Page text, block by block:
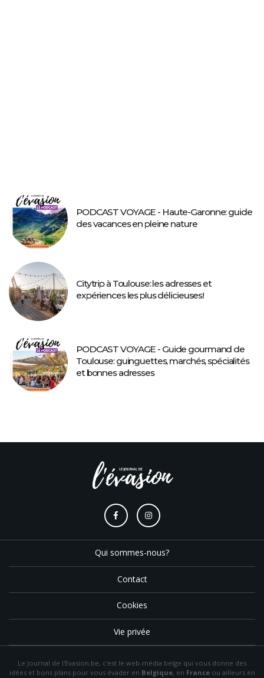
PODCAST VOYAGE - Haute-Garonne: guide
des vacances en pleine nature
Citytrip à Toulouse: les adresses et
expériences les plus délicieuses!
PODCAST VOYAGE - Guide gourmand de
Toulouse: guinguettes, marchés, spécialités
et bonnes adresses
Qui sommes-nous?
Contact
Cookies
Vie privée
Le Journal de l'Evasion.be, c'est le web-média belge qui vous donne des
idées et bons plans pour vous évader en Belgique, en Franceou ailleurs en